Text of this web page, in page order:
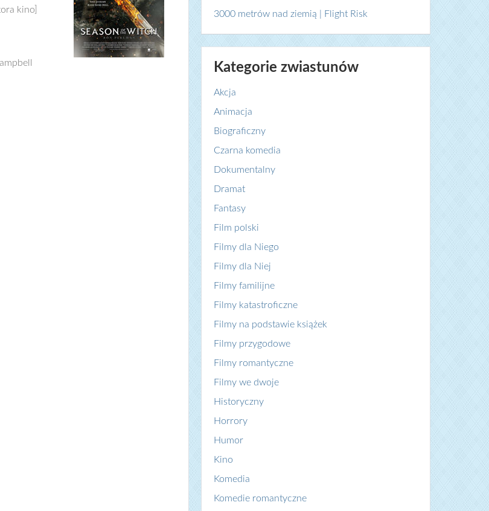
kino]
3000 metrów nad ziemią | Flight Risk
Kategorie zwiastunów
Akcja
Animacja
Biograficzny
Czarna komedia
Dokumentalny
Dramat
Fantasy
Film polski
Filmy dla Niego
Filmy dla Niej
Filmy familijne
Filmy katastroficzne
Filmy na podstawie książek
Filmy przygodowe
Filmy romantyczne
Filmy we dwoje
Historyczny
Horrory
Humor
Kino
Komedia
Komedie romantyczne